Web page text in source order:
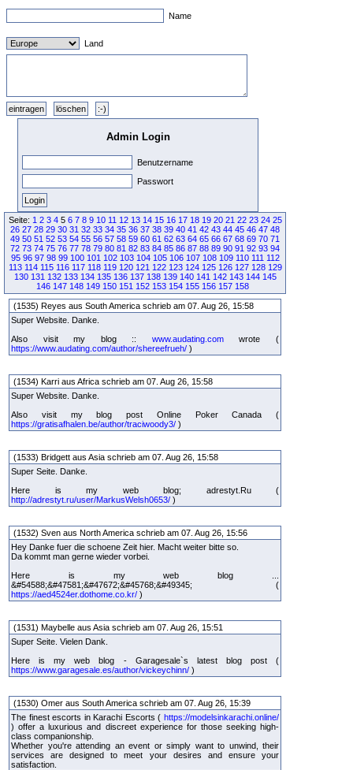
Name
Land
Admin Login
Benutzername
Passwort
Seite: 1 2 3 45 6 7 8 9 10 11 12 13 14 15 16 17 18 19 20 21 22 23 24 25
26 27 28 29 30 31 32 33 34 35 36 37 38 39 40 41 42 43 44 45 46 47 48
49 50 51 52 53 54 55 56 57 58 59 60 61 62 63 64 65 66 67 68 69 70 71
72 73 74 75 76 77 78 79 80 81 82 83 84 85 86 87 88 89 90 91 92 93 94
95 96 97 98 99 100 101 102 103 104 105 106 107 108 109 110 111 112
113 114 115 116 117 118 119 120 121 122 123 124 125 126 127 128 129
130 131 132 133 134 135 136 137 138 139 140 141 142 143 144 145
146 147 148 149 150 151 152 153 154 155 156 157 158
(1535) Reyes aus South America schrieb am 07. Aug 26, 15:58
Super Website. Danke.
Also visit my blog :: www.audating.comwrote (
https://www.audating.com/author/shereefrueh/ )
(1534) Karri aus Africa schrieb am 07. Aug 26, 15:58
Super Website. Danke.
Also visit my blog post Online Poker Canada (
https://gratisafhalen.be/author/traciwoody3/ )
(1533) Bridgett aus Asia schrieb am 07. Aug 26, 15:58
Super Seite. Danke.
Here is my web blog; adrestyt.Ru (
http://adrestyt.ru/user/MarkusWelsh0653/ )
(1532) Sven aus North America schrieb am 07. Aug 26, 15:56
Hey Danke fuer die schoene Zeit hier. Macht weiter bitte so.
Da kommt man gerne wieder vorbei.
Here is my web blog ...
&#54588;&#47581;&#47672;&#45768;&#49345; (
https://aed4524er.dothome.co.kr/ )
(1531) Maybelle aus Asia schrieb am 07. Aug 26, 15:51
Super Seite. Vielen Dank.
Here is my web blog - Garagesale`s latest blog post (
https://www.garagesale.es/author/vickeychinn/ )
(1530) Omer aus South America schrieb am 07. Aug 26, 15:39
The finest escorts in Karachi Escorts ( https://modelsinkarachi.online/
) offer a luxurious and discreet experience for those seeking high-
class companionship.
Whether you're attending an event or simply want to unwind, their
services are designed to meet your desires and ensure your
satisfaction.